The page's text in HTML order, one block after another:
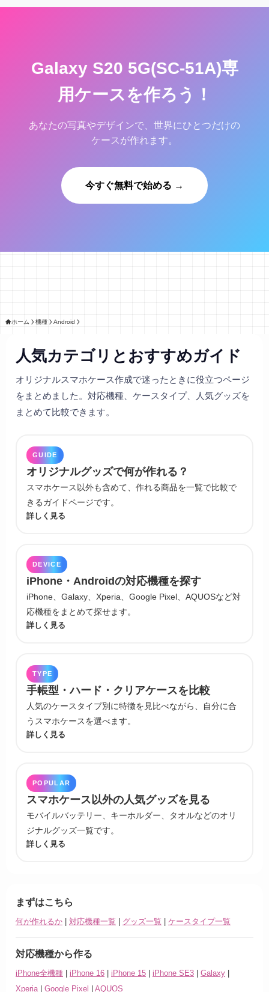
Galaxy S20 5G(SC-51A)専
用ケースを作ろう！
あなたの写真やデザインで、世界にひとつだけの
ケースが作れます。
今すぐ無料で始める →
ホーム 機種 Android
人気カテゴリとおすすめガイド
オリジナルスマホケース作成で迷ったときに役立つページ
をまとめました。対応機種、ケースタイプ、人気グッズを
まとめて比較できます。
GUIDE
オリジナルグッズで何が作れる？
スマホケース以外も含めて、作れる商品を一覧で比較で
きるガイドページです。
詳しく見る
DEVICE
iPhone・Androidの対応機種を探す
iPhone、Galaxy、Xperia、Google Pixel、AQUOSなど対
応機種をまとめて探せます。
詳しく見る
TYPE
手帳型・ハード・クリアケースを比較
人気のケースタイプ別に特徴を見比べながら、自分に合
うスマホケースを選べます。
詳しく見る
POPULAR
スマホケース以外の人気グッズを見る
モバイルバッテリー、キーホルダー、タオルなどのオリ
ジナルグッズ一覧です。
詳しく見る
まずはこちら
何が作れるか | 対応機種一覧 | グッズ一覧 | ケースタイプ一覧
対応機種から作る
iPhone全機種 | iPhone 16 | iPhone 15 | iPhone SE3 | Galaxy |
Xperia | Google Pixel | AQUOS